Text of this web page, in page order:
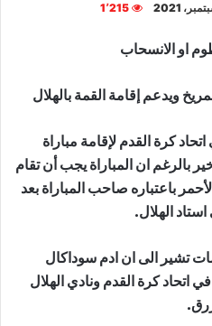
1٬215
او الانسحاب
ويدعم إقامة القمة بالهلال
كرة القدم لإقامة مباراة
بالرغم ان المباراة يجب أن تقام
باعتباره صاحب المباراة بعد
الهلال.
تشير الى ان ادم سوداكال
كرة القدم ونادي الهلال